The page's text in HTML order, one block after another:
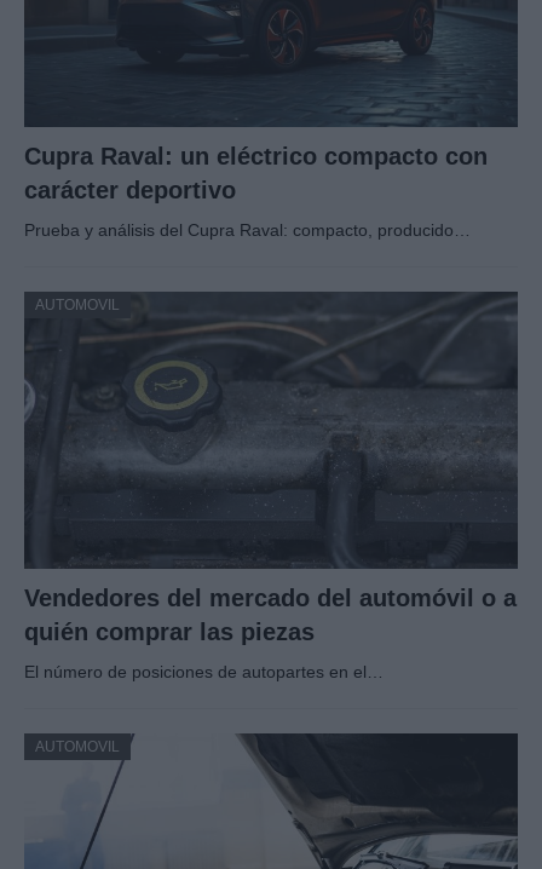
Cupra Raval: un eléctrico compacto con
carácter deportivo
Prueba y análisis del Cupra Raval: compacto, producido…
AUTOMOVIL
Vendedores del mercado del automóvil o a
quién comprar las piezas
El número de posiciones de autopartes en el…
AUTOMOVIL